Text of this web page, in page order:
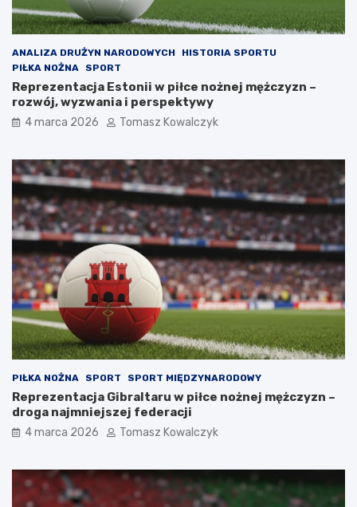
ANALIZA DRUŻYN NARODOWYCH
HISTORIA SPORTU
PIŁKA NOŻNA
SPORT
Reprezentacja Estonii w piłce nożnej mężczyzn –
rozwój, wyzwania i perspektywy
4 marca 2026 Tomasz Kowalczyk
PIŁKA NOŻNA SPORT SPORT MIĘDZYNARODOWY
Reprezentacja Gibraltaru w piłce nożnej mężczyzn –
droga najmniejszej federacji
4 marca 2026 Tomasz Kowalczyk